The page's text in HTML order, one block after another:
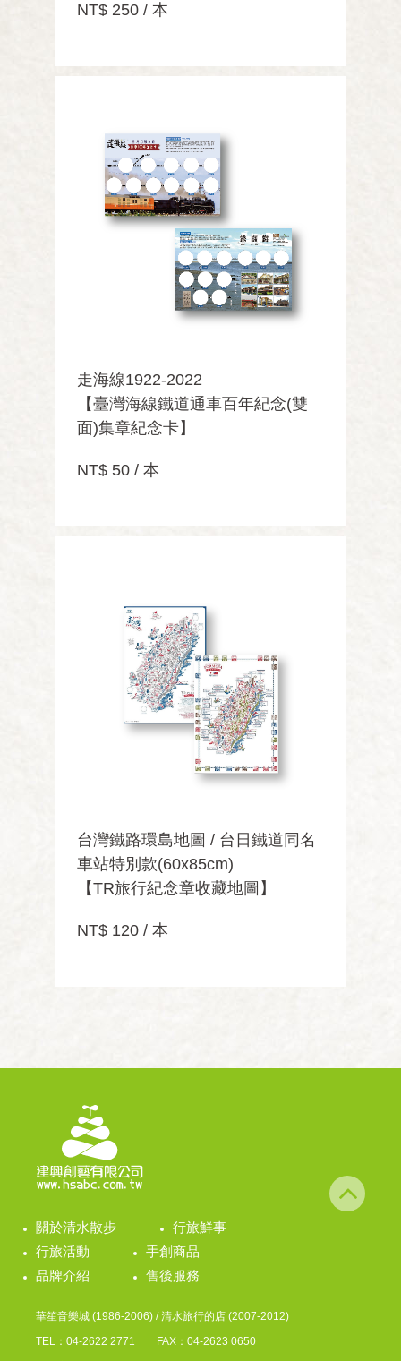
NT$ 250 / 本
走海線1922-2022
【臺灣海線鐵道通車百年紀念(雙
面)集章紀念卡】
NT$ 50 / 本
台灣鐵路環島地圖 / 台日鐵道同名
車站特別款(60x85cm)
【TR旅行紀念章收藏地圖】
NT$ 120 / 本
關於清水散步
行旅鮮事
行旅活動
手創商品
品牌介紹
售後服務
華笙音樂城 (1986-2006) / 清水旅行的店 (2007-2012)
TEL：04-2622 2771 FAX：04-2623 0650